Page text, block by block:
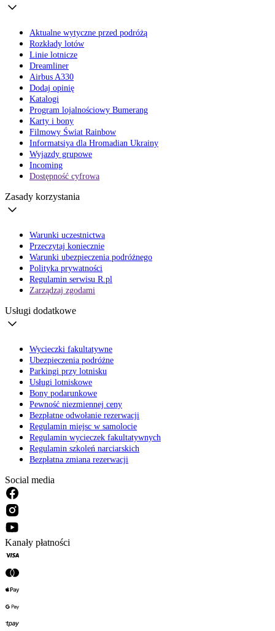
Aktualne wytyczne przed podróżą
Rozkłady lotów
Linie lotnicze
Dreamliner
Airbus A330
Dodaj opinię
Katalogi
Program lojalnościowy Bumerang
Karty i bony
Filmowy Świat Rainbow
Informatsiya dla Hromadian Ukrainy
Wyjazdy grupowe
Incoming
Dostępność cyfrowa
Zasady korzystania
Warunki uczestnictwa
Przeczytaj koniecznie
Warunki ubezpieczenia podróżnego
Polityka prywatności
Regulamin serwisu R.pl
Zarządzaj zgodami
Usługi dodatkowe
Wycieczki fakultatywne
Ubezpieczenia podróżne
Parkingi przy lotnisku
Usługi lotniskowe
Bony podarunkowe
Pewność niezmiennej ceny
Bezpłatne odwołanie rezerwacji
Regulamin miejsc w samolocie
Regulamin wycieczek fakultatywnych
Regulamin szkoleń narciarskich
Bezpłatna zmiana rezerwacji
Social media
Kanały płatności